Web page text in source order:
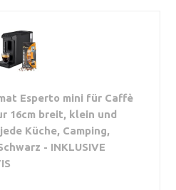
Esperto mini für Caffè
16cm breit, klein und
Küche, Camping,
- INKLUSIVE